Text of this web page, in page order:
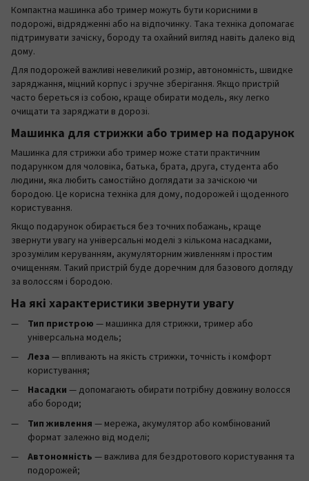
Компактна машинка або тример можуть бути корисними в
подорожі, відрядженні або на відпочинку. Така техніка допомагає
підтримувати зачіску, бороду та охайний вигляд навіть далеко від
дому.
Для подорожей важливі невеликий розмір, автономність, швидке
заряджання, міцний корпус і зручне зберігання. Якщо пристрій
часто береться із собою, краще обирати модель, яку легко
очищати та заряджати в дорозі.
Машинка для стрижки або тример на подарунок
Машинка для стрижки або тример може стати практичним
подарунком для чоловіка, батька, брата, друга, студента або
людини, яка любить самостійно доглядати за зачіскою чи
бородою. Це корисна техніка для дому, подорожей і щоденного
користування.
Якщо подарунок обирається без точних побажань, краще
звернути увагу на універсальні моделі з кількома насадками,
зрозумілим керуванням, акумуляторним живленням і простим
очищенням. Такий пристрій буде доречним для базового догляду
за волоссям і бородою.
На які характеристики звернути увагу
Тип пристрою — машинка для стрижки, тример або
універсальна модель;
Леза — впливають на якість стрижки, точність і комфорт
користування;
Насадки — допомагають обирати потрібну довжину волосся
або бороди;
Тип живлення — мережа, акумулятор або комбінований
формат залежно від моделі;
Автономність — важлива для бездротового користування та
подорожей;